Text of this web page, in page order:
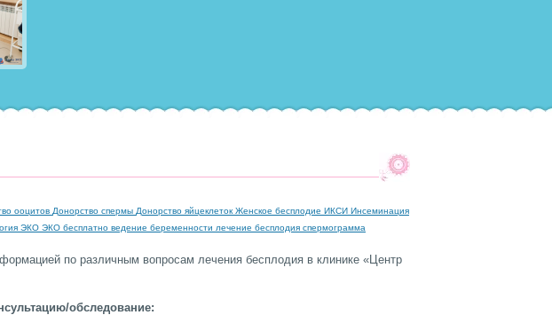
ооцитов Донорство спермы Донорство яйцеклеток Женское бесплодие ИКСИ Инсеминация
ЭКО ЭКО бесплатно ведение беременности лечение бесплодия спермограмма
по различным вопросам лечения бесплодия в клинике «Центр
обследование: